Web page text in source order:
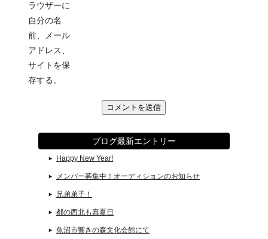
ラウザーに
自分の名
前、メール
アドレス、
サイトを保
存する。
ブログ最新エントリー
Happy New Year!
メンバー募集中！オーディションのお知らせ
兄弟弟子！
都の西北も真夏日
魚沼市響きの森文化会館にて